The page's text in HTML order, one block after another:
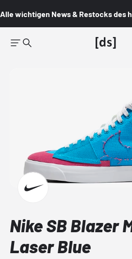
Alle wichtigen News & Restocks des
Nike SB Blazer
Laser Blue